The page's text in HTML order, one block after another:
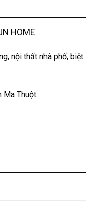
HOME
nội thất nhà phố, biệt
Ma Thuột